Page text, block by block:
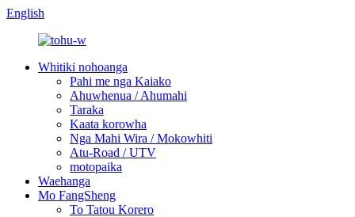
English
Whitiki nohoanga
Pahi me nga Kaiako
Ahuwhenua / Ahumahi
Taraka
Kaata korowha
Nga Mahi Wira / Mokowhiti
Atu-Road / UTV
motopaika
Waehanga
Mo FangSheng
To Tatou Korero